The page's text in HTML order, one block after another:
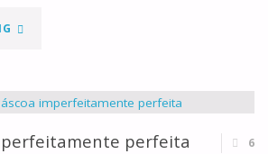
"NO
DE
DOIS perfeita 6